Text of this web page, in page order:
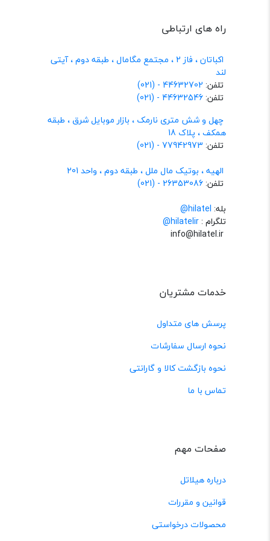
راه های ارتباطی
اکباتان ، فاز 2 ، مجتمع مگامال ، طبقه دوم ، آیتی
لند
تلفن: 44632702 - (021)
تلفن:44632546 - (021)
چهل و شش متری نارمک ، بازار موبایل شرق ، طبقه
همکف ، پلاک 18
تلفن: 77942973 - (021)
الهیه ، بوتیک مال ملل ، طبقه دوم ، واحد 201
تلفن:26353086 - (021)
بله: hilatel@
تلگرام :@hilatelir
خدمات مشتریان
پرسش های متداول
نحوه ارسال سفارشات
نحوه بازگشت کالا و گارانتی
تماس با ما
صفحات مهم
درباره هیلاتل
قوانین و مقررات
محصولات درخواستی